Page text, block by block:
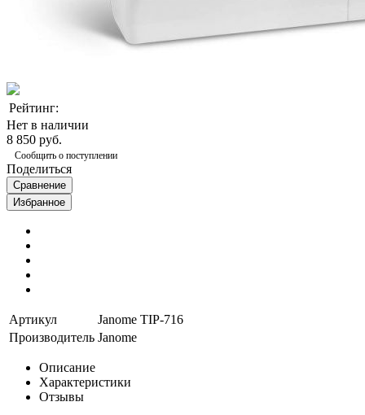
Рейтинг:
Нет в наличии
8 850 руб.
Сообщить о поступлении
Поделиться
Сравнение
Избранное
Артикул
Janome TIP-716
Производитель Janome
Описание
Характеристики
Отзывы